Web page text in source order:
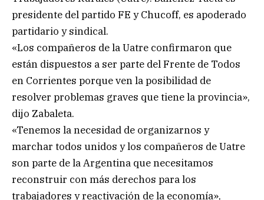
presidente del partido FE y Chucoff, es apoderado
partidario y sindical.
«Los compañeros de la Uatre confirmaron que
están dispuestos a ser parte del Frente de Todos
en Corrientes porque ven la posibilidad de
resolver problemas graves que tiene la provincia»,
dijo Zabaleta.
«Tenemos la necesidad de organizarnos y
marchar todos unidos y los compañeros de Uatre
son parte de la Argentina que necesitamos
reconstruir con más derechos para los
trabajadores y reactivación de la economía»,